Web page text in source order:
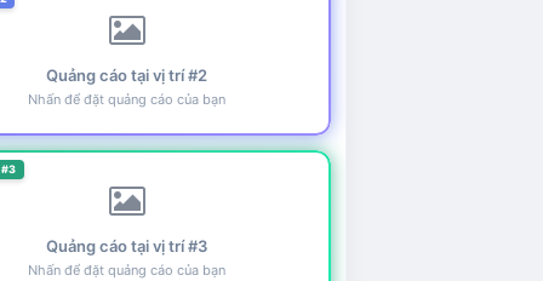
Quảng cáo tại vị trí #2
Nhấn để đặt quảng cáo của bạn
Quảng cáo tại vị trí #3
Nhấn để đặt quảng cáo của bạn